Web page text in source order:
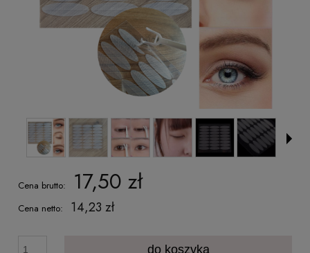
Cena brutto: 17,50 zł
Cena netto: 14,23 zł
do koszyka